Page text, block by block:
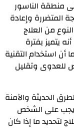
منطقة الناسور
المتضررة وإعادة
من العلاج
يتميز بفترة
أن استخدام التقنية
للعدوى وتقليل
الحديثة والآمنة
يجب على الشخص
لتحديد ما إذا كان